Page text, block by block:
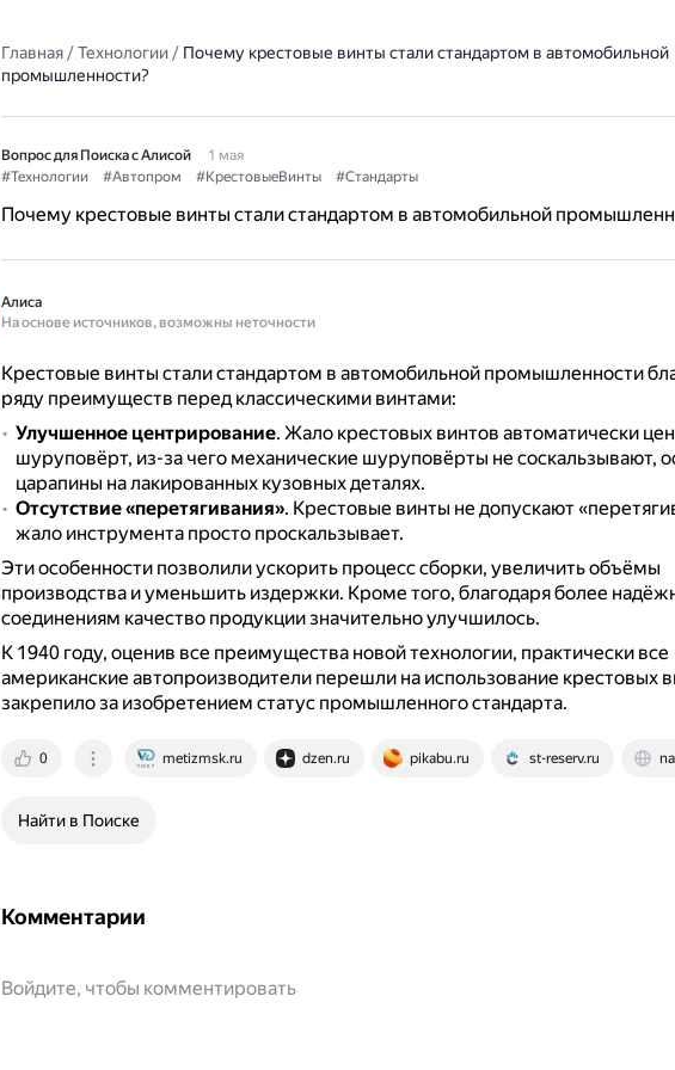
Главная/Технологии/ Почему крестовые винты стали стандартом в автомобильной
промышленности?
Вопрос для Поиска с Алисой
1 мая
#Технологии
#Автопром #КрестовыеВинты #Стандарты
Почему крестовые винты стали стандартом в автомобильной
Алиса
На основе источников, возможны неточности
Крестовые винты стали стандартом в автомобильной промышленности
ряду преимуществ перед классическими винтами:
Улучшенное центрирование. Жало крестовых винтов автоматически
шуруповёрт, из-за чего механические шуруповёрты не соскальзывают,
царапины на лакированных кузовных деталях.
Отсутствие «перетягивания». Крестовые винты не допускают
жало инструмента просто проскальзывает.
Эти особенности позволили ускорить процесс сборки, увеличить объёмы
производства и уменьшить издержки. Кроме того, благодаря более
соединениям качество продукции значительно улучшилось.
К 1940 году, оценив все преимущества новой технологии, практически все
американские автопроизводители перешли на использование крестовых
закрепило за изобретением статус промышленного стандарта.
0 metizmsk.ru dzen.ru pikabu.ru st-reserv.ru
Найти в Поиске
Комментарии
Войдите, чтобы комментировать